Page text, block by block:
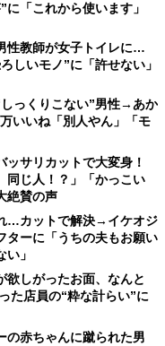
「これから使います」
性教師が女子トイレに…
しいモノ”に「許せない」
っくりこない”男性→あか
いいね「別人やん」「モ
ッサリカットで大変身！
同じ人！？」「かっこい
絶賛の声
…カットで解決→イケオジ
ーに「うちの夫もお願い
」
欲しがったお面、なんと
店員の“粋な計らい”に
の赤ちゃんに蹴られた男